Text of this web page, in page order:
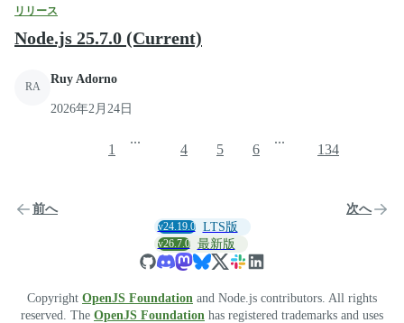
リリース
Node.js 25.7.0 (Current)
RA
Ruy Adorno
2026年2月24日
前へ
1
...
4 5 6
...
134
次へ
v24.19.0 LTS版
v26.7.0 最新版
Copyright OpenJS Foundation and Node.js contributors. All rights
reserved. The OpenJS Foundation has registered trademarks and uses